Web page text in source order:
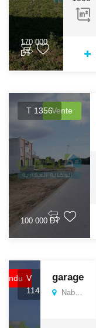
170 000
DT
Vente
T 1356
100 000 DT
V
1142
garage
Nabeul, Kelibia